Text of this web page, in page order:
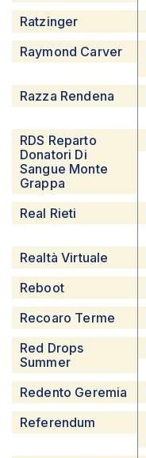
Ratzinger
Raymond Carver
Razza Rendena
RDS Reparto
Donatori Di
Sangue Monte
Grappa
Real Rieti
Realtà Virtuale
Reboot
Recoaro Terme
Red Drops
Summer
Redento Geremia
Referendum